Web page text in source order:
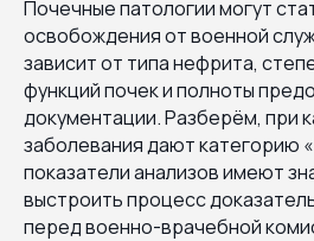
Почечные патологии могут
освобождения от военной
зависит от типа нефрита,
функций почек и полноты
документации. Разберём, при
заболевания дают категорию
показатели анализов имеют
выстроить процесс
перед военно-врачебной